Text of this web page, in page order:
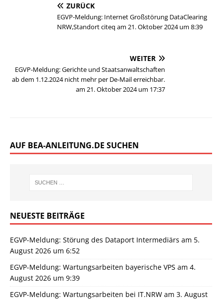
ZURÜCK
EGVP-Meldung: Internet Großstörung DataClearing
NRW,Standort citeq am 21. Oktober 2024 um 8:39
WEITER
EGVP-Meldung: Gerichte und Staatsanwaltschaften
ab dem 1.12.2024 nicht mehr per De-Mail erreichbar.
am 21. Oktober 2024 um 17:37
AUF BEA-ANLEITUNG.DE SUCHEN
NEUESTE BEITRÄGE
EGVP-Meldung: Störung des Dataport Intermediärs am 5.
August 2026 um 6:52
EGVP-Meldung: Wartungsarbeiten bayerische VPS am 4.
August 2026 um 9:39
EGVP-Meldung: Wartungsarbeiten bei IT.NRW am 3. August